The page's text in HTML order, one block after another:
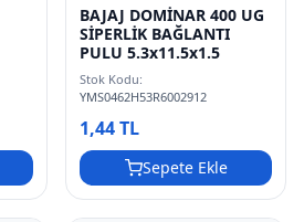
BAJAJ DOMİNAR 400 UG
SİPERLİK BAĞLANTI
PULU 5.3x11.5x1.5
Stok Kodu:
YMS0462H53R6002912
1,44 TL
Sepete Ekle